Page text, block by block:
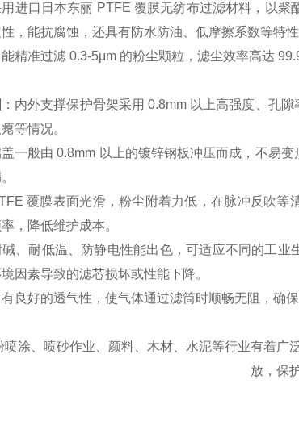
进口日本东丽 PTFE 覆膜无纺布过滤材料，以
，能抗腐蚀，还具有防水防油、低摩擦系数等特
精准过滤 0.3-5μm 的粉尘颗粒，滤尘效率高达
：内外支撑保护骨架采用 0.8mm 以上高强度、孔
等情况。
一般由 0.8mm 以上的镀锌钢板冲压而成，不易
覆膜表面光滑，粉尘附着力低，在脉冲反吹
，降低维护成本。
碱、耐低温、防静电性能出色，可适应不同的工
因素导致的滤芯损坏或性能下降。
良好的透气性，使气体通过滤筒时顺畅无阻，确
喷涂、喷砂作业、颜料、木材、水泥等行业有着
放，保